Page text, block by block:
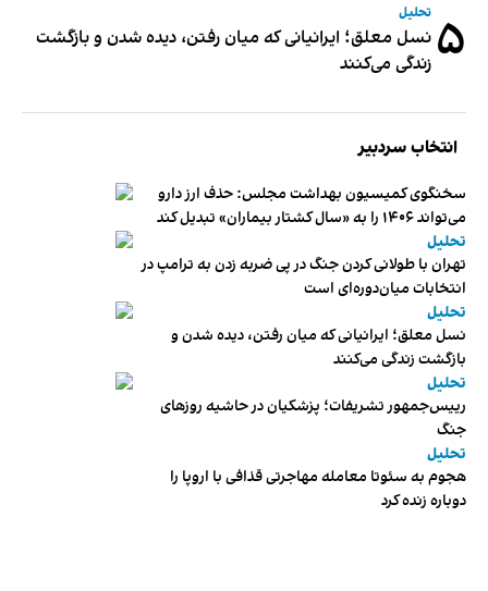
۵ تحلیل
نسل معلق؛ ایرانیانی که میان رفتن، دیده شدن و بازگشت
زندگی می‌کنند
انتخاب سردبیر
سخنگوی کمیسیون بهداشت مجلس: حذف ارز دارو
می‌تواند ۱۴۰۶ را به «سال کشتار بیماران» تبدیل کند
تحلیل
تهران با طولانی کردن جنگ در پی ضربه زدن به ترامپ در
انتخابات میان‌دوره‌ای است
تحلیل
نسل معلق؛ ایرانیانی که میان رفتن، دیده شدن و
بازگشت زندگی می‌کنند
تحلیل
رییس‌جمهور تشریفات؛ پزشکیان در حاشیه روزهای
جنگ
تحلیل
هجوم به سئوتا معامله مهاجرتی قذافی با اروپا را
دوباره زنده کرد